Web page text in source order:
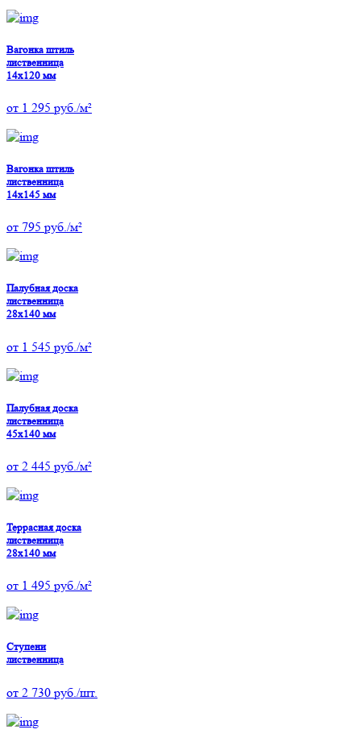
Вагонка штиль
лиственница
14х120 мм
от 1 295 руб./м²
Вагонка штиль
лиственница
14х145 мм
от 795 руб./м²
Палубная доска
лиственница
28х140 мм
от 1 545 руб./м²
Палубная доска
лиственница
45х140 мм
от 2 445 руб./м²
Террасная доска
лиственница
28х140 мм
от 1 495 руб./м²
Ступени
лиственница
от 2 730 руб./шт.